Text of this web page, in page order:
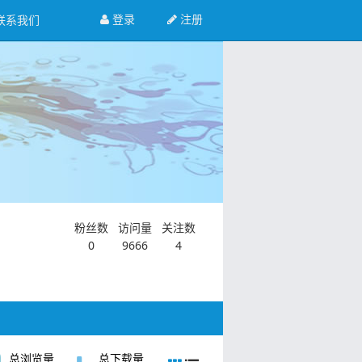
注册
登录
系我们
粉丝数
0
访问量
9666
关注数
4
总浏览量 总下载量